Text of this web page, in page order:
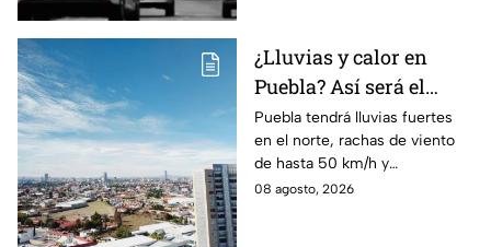
¿Lluvias y calor en
Puebla? Así será el
clima HOY sábado 8 de
agosto
Puebla tendrá lluvias fuertes
en el norte, rachas de viento
de hasta 50 km/h y
temperaturas de hasta 40 °C
08 agosto, 2026